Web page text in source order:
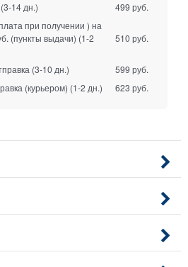
(3-14 дн.)
499 руб.
при получении ) на
(пункты выдачи) (1-2
510 руб.
(3-10 дн.)
599 руб.
(курьером) (1-2 дн.) 623 руб.